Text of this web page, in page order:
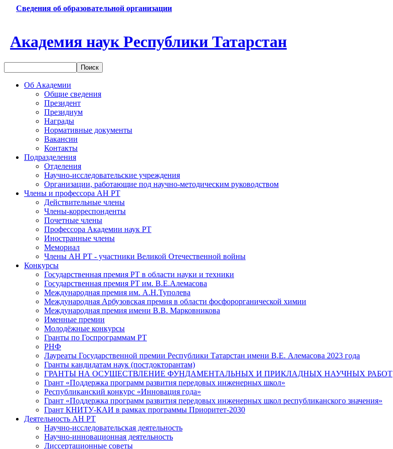
Сведения об образовательной организации
Академия наук Республики Татарстан
Об Академии
Общие сведения
Президент
Президиум
Награды
Нормативные документы
Вакансии
Контакты
Подразделения
Отделения
Научно-исследовательские учреждения
Организации, работающие под научно-методическим руководством
Члены и профессора АН РТ
Действительные члены
Члены-корреспонденты
Почетные члены
Профессора Академии наук РТ
Иностранные члены
Мемориал
Члены АН РТ - участники Великой Отечественной войны
Конкурсы
Государственная премия РТ в области науки и техники
Государственная премия РТ им. В.Е.Алемасова
Международная премия им. А.Н.Туполева
Международная Арбузовская премия в области фосфорорганической химии
Международная премия имени В.В. Марковникова
Именные премии
Молодёжные конкурсы
Гранты по Госпрограммам РТ
РНФ
Лауреаты Государственной премии Республики Татарстан имени В.Е. Алемасова 2023 года
Гранты кандидатам наук (постдокторантам)
ГРАНТЫ НА ОСУЩЕСТВЛЕНИЕ ФУНДАМЕНТАЛЬНЫХ И ПРИКЛАДНЫХ НАУЧНЫХ РАБОТ
Грант «Поддержка программ развития передовых инженерных школ»
Республиканский конкурс «Инновация года»
Грант «Поддержка программ развития передовых инженерных школ республиканского значения»
Грант КНИТУ-КАИ в рамках программы Приоритет-2030
Деятельность АН РТ
Научно-исследовательская деятельность
Научно-инновационная деятельность
Диссертационные советы